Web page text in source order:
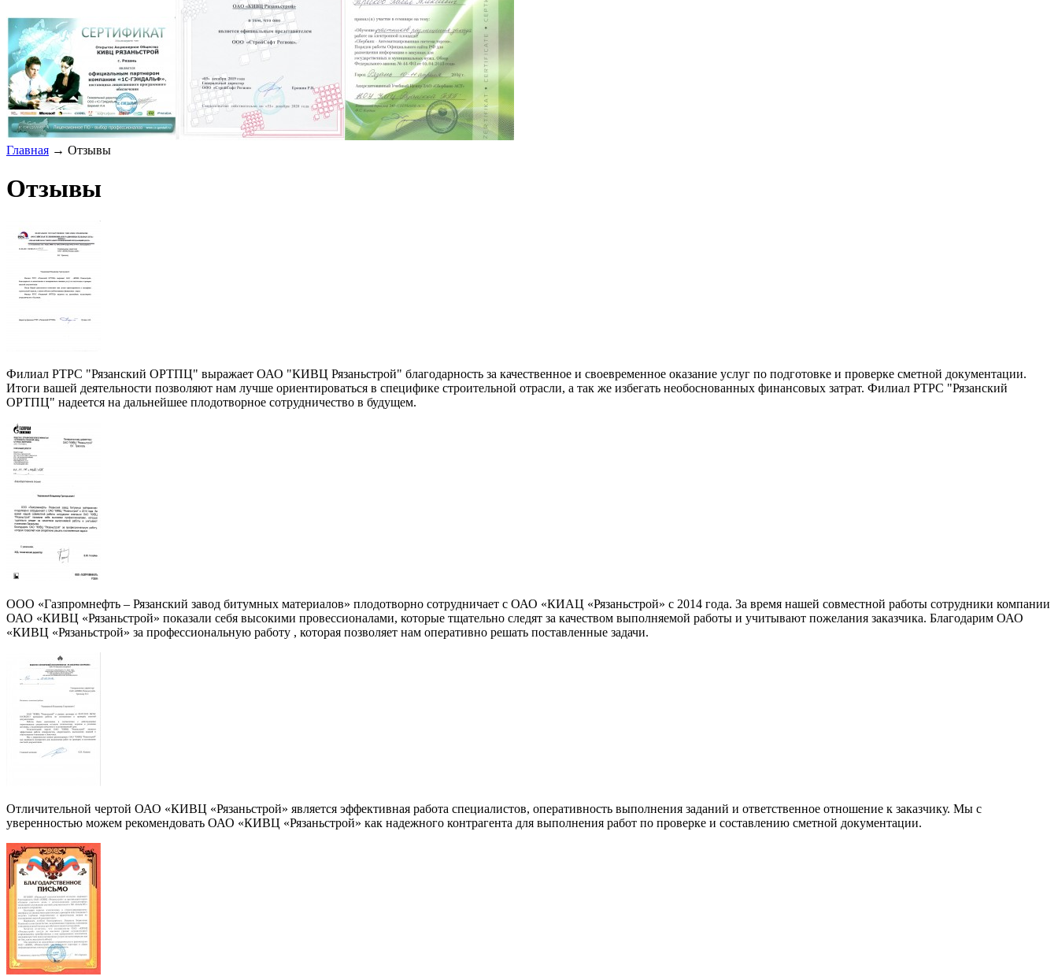
Главная → Отзывы
Отзывы
Филиал РТРС "Рязанский ОРТПЦ" выражает ОАО "КИВЦ Рязаньстрой" благодарность за качественное и своевременное оказание услуг по подготовке и проверке сметной документации.
Итоги вашей деятельности позволяют нам лучше ориентироваться в специфике строительной отрасли, а так же избегать необоснованных финансовых затрат. Филиал РТРС "Рязанский
ОРТПЦ" надеется на дальнейшее плодотворное сотрудничество в будущем.
ООО «Газпромнефть – Рязанский завод битумных материалов» плодотворно сотрудничает с ОАО «КИАЦ «Рязаньстрой» с 2014 года. За время нашей совместной работы сотрудники компании
ОАО «КИВЦ «Рязаньстрой» показали себя высокими провессионалами, которые тщательно следят за качеством выполняемой работы и учитывают пожелания заказчика. Благодарим ОАО
«КИВЦ «Рязаньстрой» за профессиональную работу , которая позволяет нам оперативно решать поставленные задачи.
Отличительной чертой ОАО «КИВЦ «Рязаньстрой» является эффективная работа специалистов, оперативность выполнения заданий и ответственное отношение к заказчику. Мы с
уверенностью можем рекомендовать ОАО «КИВЦ «Рязаньстрой» как надежного контрагента для выполнения работ по проверке и составлению сметной документации.